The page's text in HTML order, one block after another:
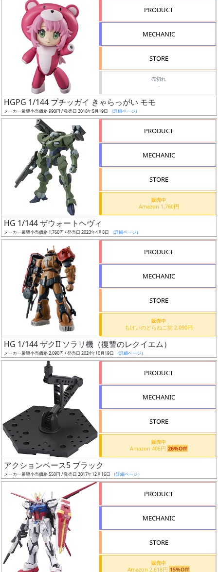
ル
ー
ズ・
況
売
開
始
前
抽
選
活
PRODUCT
MECHANIC
STORE
売切れ
-
HGPG 1/144 プチッガイ きゃらっがい モモ
メーカー希望小売価格 990円 / 発売日 2018年5月19日 （詳細ページ）
PRODUCT
MECHANIC
STORE
販売中
Amazon 1,760円
HG 1/144 ザウォートヘヴィ
メーカー希望小売価格 1,760円 / 発売日 2023年4月8日 （詳細ページ）
PRODUCT
MECHANIC
STORE
販売中
もけいのどらねこ堂 2,090円
HG 1/144 ザクII ソラリ機（復讐のレクイエム）
メーカー希望小売価格 2,090円 / 発売日 2024年10月19日 （詳細ページ）
PRODUCT
MECHANIC
STORE
販売中
Amazon 406円 26%Off
アクションベース5 ブラック
メーカー希望小売価格 550円 / 発売日 2017年12月16日 （詳細ページ）
PRODUCT
MECHANIC
STORE
販売中
Amazon 2,618円 15%Off